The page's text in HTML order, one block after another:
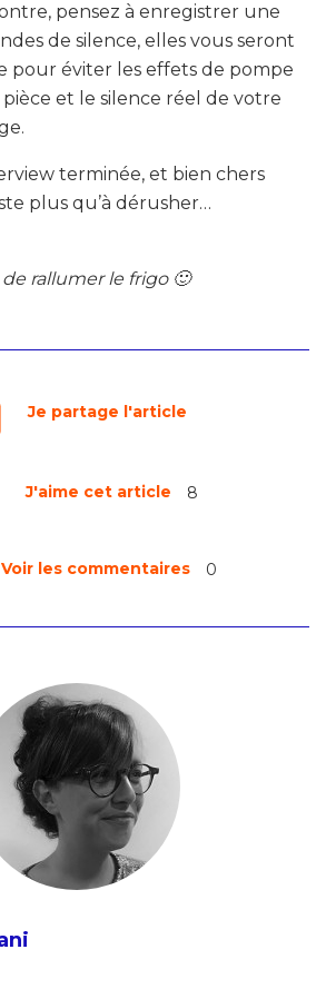
pensez à enregistrer une
de silence, elles vous seront
pour éviter les effets de pompe
et le silence réel de votre
terminée, et bien chers
plus qu’à dérusher…
de rallumer le frigo 🙂
Je partage l'article
J'aime cet article 8
Voir les commentaires 0